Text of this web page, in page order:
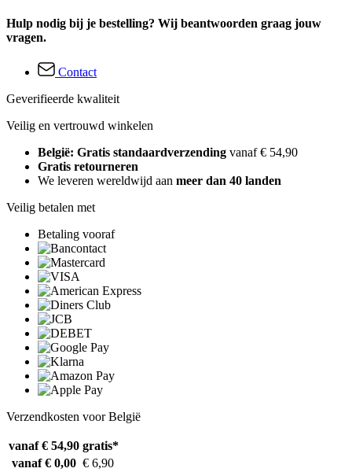
Hulp nodig bij je bestelling? Wij beantwoorden graag jouw
vragen.
Contact
Geverifieerde kwaliteit
Veilig en vertrouwd winkelen
België: Gratis standaardverzending vanaf € 54,90
Gratis retourneren
We leveren wereldwijd aan meer dan 40 landen
Veilig betalen met
Betaling vooraf
Verzendkosten voor België
vanaf € 54,90 gratis*
vanaf € 0,00 € 6,90